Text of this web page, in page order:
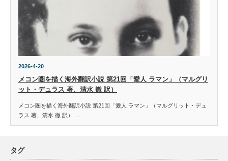
2026-4-20
メコン圏を描く海外翻訳小説 第21回「愛人 ラマン」（マルグリ
ット・デュラス 著、清水 徹 訳）
メコン圏を描く海外翻訳小説 第21回「愛人 ラマン」（マルグリット・デュ
ラス 著、清水 徹 訳） …
タグ